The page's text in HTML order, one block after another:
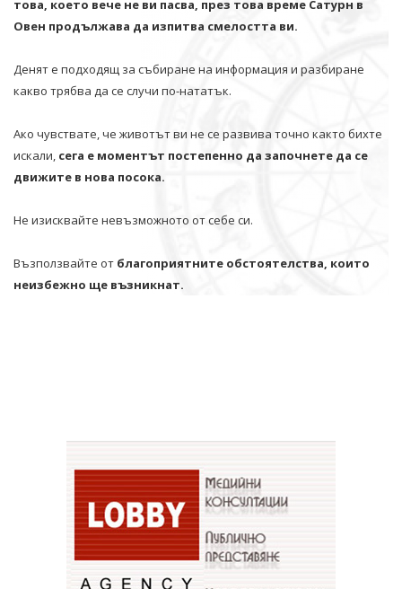
това, което вече не ви пасва, през това време Сатурн в
Овен продължава да изпитва смелостта ви.
Денят е подходящ за събиране на информация и разбиране
какво трябва да се случи по-нататък.
Ако чувствате, че животът ви не се развива точно както бихте
искали, сега е моментът постепенно да започнете да се
движите в нова посока.
Не изисквайте невъзможното от себе си.
Възползвайте от благоприятните обстоятелства, които
неизбежно ще възникнат.